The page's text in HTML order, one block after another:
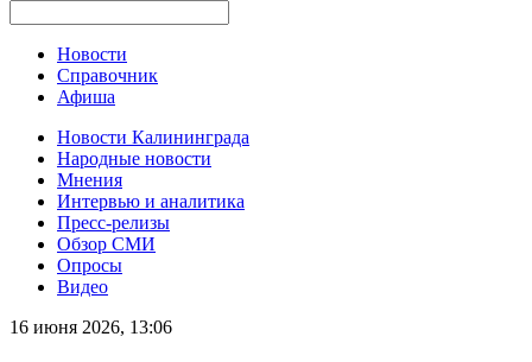
Новости
Справочник
Афиша
Новости Калининграда
Народные новости
Мнения
Интервью и аналитика
Пресс-релизы
Обзор СМИ
Опросы
Видео
16 июня 2026, 13:06